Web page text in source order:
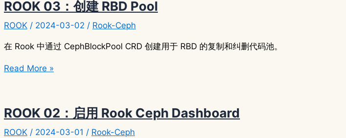
块
存
储
ROOK 03：创建 RBD Pool
ROOK / 2024-03-02 / Rook-Ceph
在 Rook 中通过 CephBlockPool CRD 创建用于 RBD 的复制和纠删代码池。
ROOK
建
RBD
Pool
Read More »
ROOK 02：启用 Rook Ceph Dashboard
ROOK / 2024-03-01 / Rook-Ceph